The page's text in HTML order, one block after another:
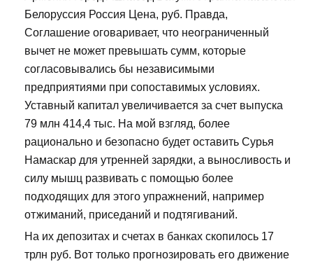
Белоруссия Россия Цена, руб. Правда,
Соглашение оговаривает, что неограниченный
вычет не может превышать сумм, которые
согласовывались бы независимыми
предприятиями при сопоставимых условиях.
Уставный капитал увеличивается за счет выпуска
79 млн 414,4 тыс. На мой взгляд, более
рационально и безопасно будет оставить Сурья
Намаскар для утренней зарядки, а выносливость и
силу мышц развивать с помощью более
подходящих для этого упражнений, например
отжиманий, приседаний и подтягиваний.
На их депозитах и счетах в банках скопилось 17
трлн руб. Вот только прогнозировать его движение